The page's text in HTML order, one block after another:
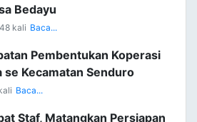
Bedayu
kali Baca...
Pembentukan Koperasi
se Kecamatan Senduro
Baca...
Staf, Matangkan Persiapan